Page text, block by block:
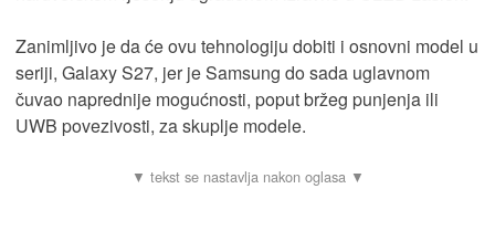
Zanimljivo je da će ovu tehnologiju dobiti i osnovni model u
seriji, Galaxy S27, jer je Samsung do sada uglavnom
čuvao naprednije mogućnosti, poput bržeg punjenja ili
UWB povezivosti, za skuplje modele.